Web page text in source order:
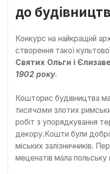
до
Конкурс на найкращий
створення такої
Святих Ольги і
1902 року.
Кошторис будівництва
тисячами злотих
робіт з упорядкування
декору.Кошти були
міських залізничників.
меценатів мала польську